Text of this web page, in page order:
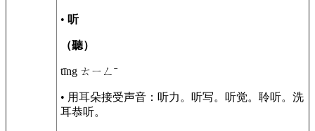
• 听
（聽）
tīng ㄊㄧㄥˉ
• 用耳朵接受声音：听力。听写。听觉。聆听。洗
耳恭听。